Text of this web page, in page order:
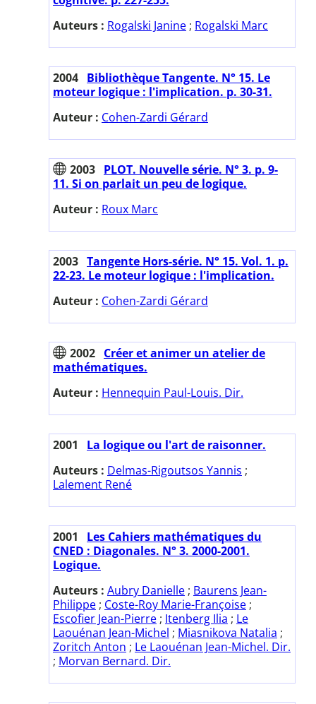
Auteurs : Rogalski Janine ; Rogalski Marc
2004 Bibliothèque Tangente. N° 15. Le
moteur logique : l'implication. p. 30-31.
Auteur : Cohen-Zardi Gérard
2003 PLOT. Nouvelle série. N° 3. p. 9-
11. Si on parlait un peu de logique.
Auteur : Roux Marc
2003 Tangente Hors-série. N° 15. Vol. 1. p.
22-23. Le moteur logique : l'implication.
Auteur : Cohen-Zardi Gérard
2002 Créer et animer un atelier de
mathématiques.
Auteur : Hennequin Paul-Louis. Dir.
2001
La logique ou l'art de raisonner.
Auteurs : Delmas-Rigoutsos Yannis ;
Lalement René
2001
Les Cahiers mathématiques du
CNED : Diagonales. N° 3. 2000-2001.
Logique.
Auteurs : Aubry Danielle ; Baurens Jean-
Philippe ; Coste-Roy Marie-Françoise ;
Escofier Jean-Pierre ; Itenberg Ilia ; Le
Laouénan Jean-Michel ; Miasnikova Natalia ;
Zoritch Anton ; Le Laouénan Jean-Michel. Dir.
; Morvan Bernard. Dir.